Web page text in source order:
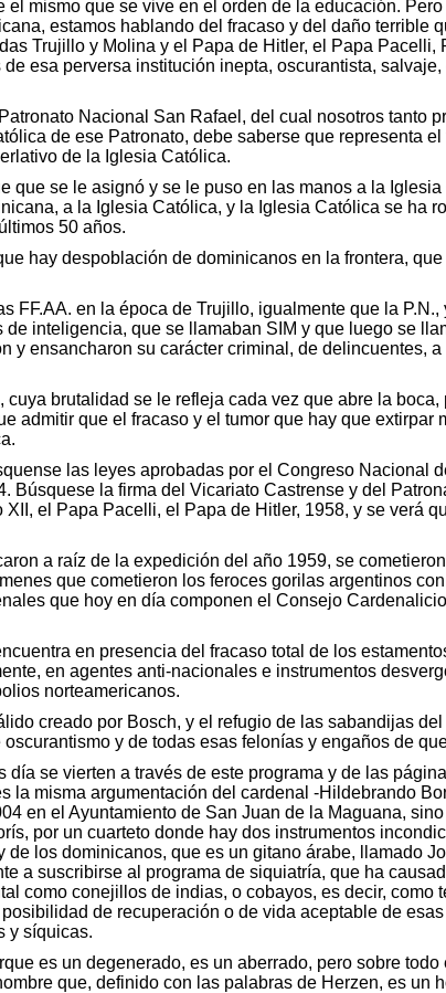
mismo que se vive en el orden de la educación.
estamos hablando del fracaso y del daño terrible
Trujillo y Molina y el Papa de Hitler, el Papa Pacelli,
esa perversa institución inepta, oscurantista,
Nacional San Rafael, del cual nosotros tanto
de ese Patronato, debe saberse que representa
de la Iglesia Católica.
que se le asignó y se le puso en las manos a la
a la Iglesia Católica, y la Iglesia Católica se ha
50 años.
hay despoblación de dominicanos en la frontera,
FF.AA. en la época de Trujillo, igualmente que la
inteligencia, que se llamaban SIM y que luego se
y ensancharon su carácter criminal, de delincuentes, a
brutalidad se le refleja cada vez que abre la
admitir que el fracaso y el tumor que hay que extirpar
las leyes aprobadas por el Congreso Nacional
Búsquese la firma del Vicariato Castrense y del
el Papa Pacelli, el Papa de Hitler, 1958, y se verá
a raíz de la expedición del año 1959, se
que cometieron los feroces gorilas argentinos
que hoy en día componen el Consejo
en presencia del fracaso total de los
en agentes anti-nacionales e instrumentos
norteamericanos.
creado por Bosch, y el refugio de las sabandijas
y de todas esas felonías y engaños de
se vierten a través de este programa y de las
la misma argumentación del cardenal -Hildebrando
en el Ayuntamiento de San Juan de la Maguana,
por un cuarteto donde hay dos instrumentos
los dominicanos, que es un gitano árabe, llamado
a suscribirse al programa de siquiatría, que ha
como conejillos de indias, o cobayos, es decir, como
de recuperación o de vida aceptable de
y síquicas.
es un degenerado, es un aberrado, pero sobre
que, definido con las palabras de Herzen, es un